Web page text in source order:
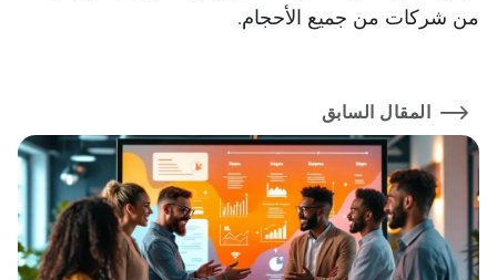
من شركات من جميع الأحجام.
المقال السابق